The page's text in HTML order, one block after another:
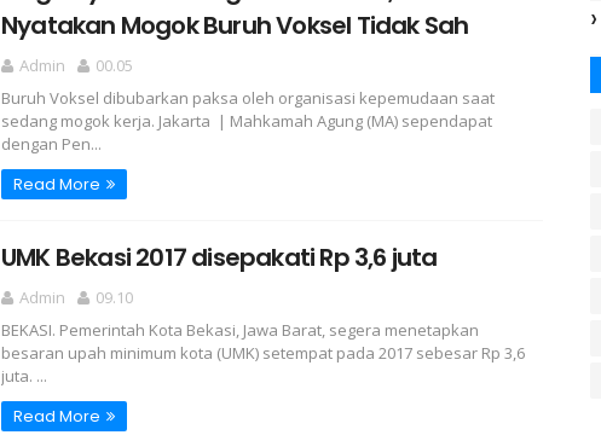
Nyatakan Mogok Buruh Voksel Tidak Sah
Admin
00.05
Buruh Voksel dibubarkan paksa oleh organisasi kepemudaan saat
sedang mogok kerja. Jakarta | Mahkamah Agung (MA) sependapat
dengan Pen...
Read More
UMK Bekasi 2017 disepakati Rp 3,6 juta
Admin
09.10
BEKASI. Pemerintah Kota Bekasi, Jawa Barat, segera menetapkan
besaran upah minimum kota (UMK) setempat pada 2017 sebesar Rp 3,6
juta. ...
Read More